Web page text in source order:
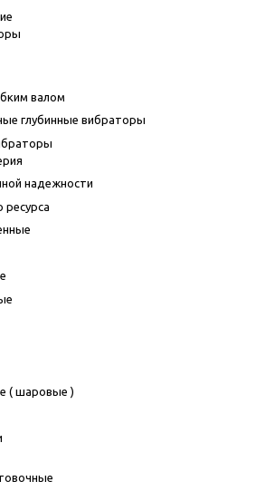
валом
глубинные вибраторы
надежности
ресурса
( шаровые )